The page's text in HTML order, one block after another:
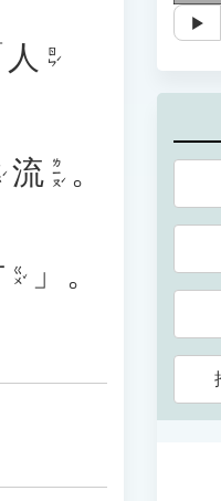
人 ㄖㄣˊ
ˊ 流 ㄌㄧㄡˊ 。
ㄍㄨˇ 」。